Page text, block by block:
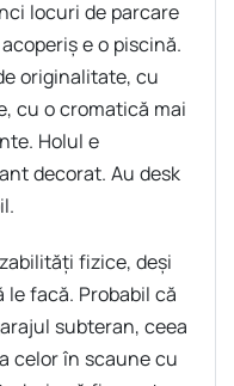
locuri de parcare
e o piscină.
originalitate, cu
cu o cromatică mai
Holul e
decorat. Au desk
fizice, deși
facă. Probabil că
subteran, ceea
celor în scaune cu